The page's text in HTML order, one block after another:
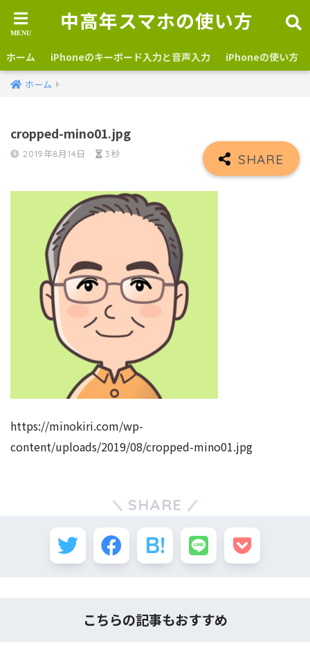
中高年スマホの使い方
ホーム iPhoneのキーボード入力と音声入力 iPhoneの使い方
ホーム
cropped-mino01.jpg
2019年8月14日 3秒
https://minokiri.com/wp-
content/uploads/2019/08/cropped-mino01.jpg
SHARE
こちらの記事もおすすめ